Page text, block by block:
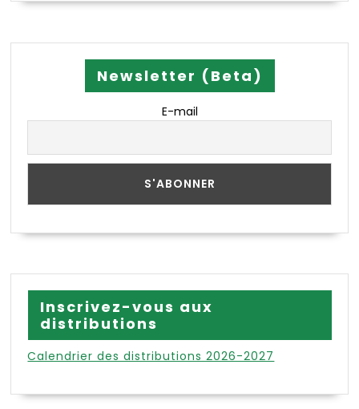
Newsletter (Beta)
E-mail
Inscrivez-vous aux
distributions
Calendrier des distributions 2026-2027